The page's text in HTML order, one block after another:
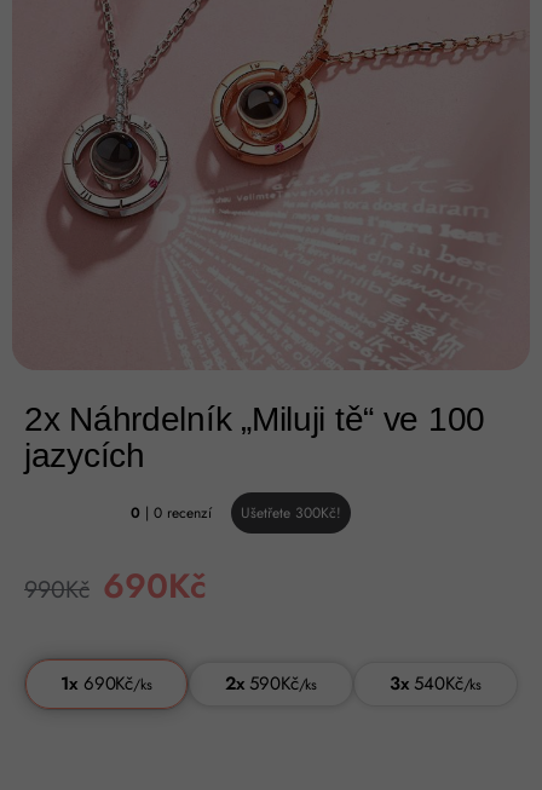
2x Náhrdelník „Miluji tě“ ve 100
jazycích
0 | 0 recenzí Ušetřete 300Kč!
990Kč 690Kč
1x 690Kč/ks 2x 590Kč/ks 3x 540Kč/ks